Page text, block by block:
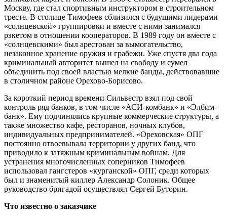
Москву, где стал спортивным инструктором в строительном
тресте. В столице Тимофеев сблизился с будущими лидерами
«солнцевской» группировки и вместе с ними занимался
рэкетом в отношении кооператоров. В 1989 году он вместе с
«солнцевскими» был арестован за вымогательство,
незаконное хранение оружия и грабежи. Уже спустя два года
криминальный авторитет вышел на свободу и сумел
объединить под своей властью мелкие банды, действовавшие
в столичном районе Орехово-Борисово.
За короткий период времени Сильвестр взял под свой
контроль ряд банков, в том числе «АСИ-комбанк» и «Элбим-
банк». Ему подчинялись крупные коммерческие структуры, а
также множество кафе, ресторанов, ночных клубов,
индивидуальных предпринимателей. «Ореховская» ОПГ
постоянно отвоевывала территории у других банд, что
приводило к затяжным криминальным войнам. Для
устранения многочисленных соперников Тимофеев
использовал гангстеров «курганской» ОПГ, среди которых
был и знаменитый киллер Александр Солоник. Общее
руководство бригадой осуществлял Сергей Буторин.
Что известно о заказчике